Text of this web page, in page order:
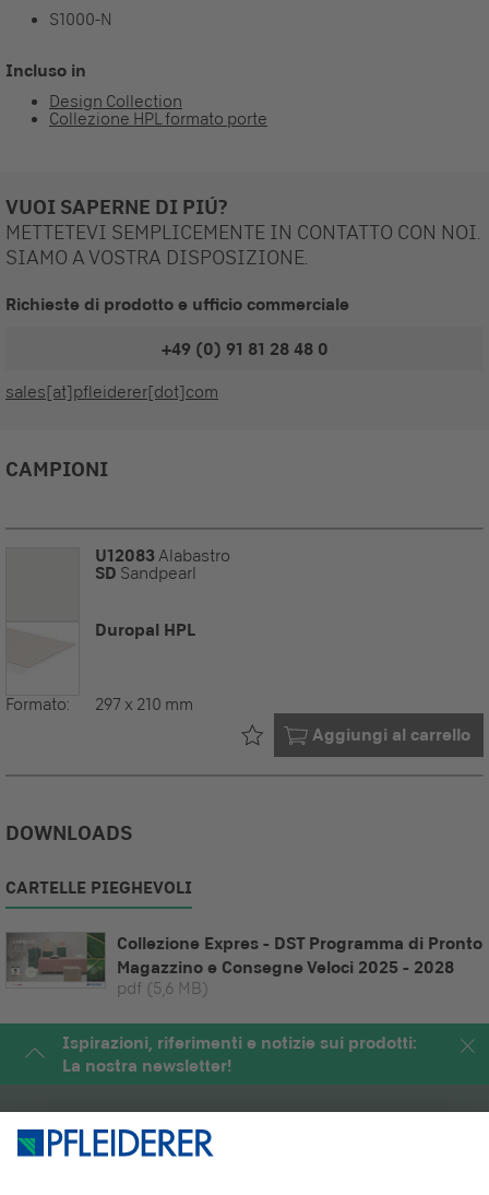
S1000-N
Incluso in
Design Collection
Collezione HPL formato porte
VUOI SAPERNE DI PIÚ?
METTETEVI SEMPLICEMENTE IN CONTATTO CON NOI.
SIAMO A VOSTRA DISPOSIZIONE.
Richieste di prodotto e ufficio commerciale
+49 (0) 91 81 28 48 0
sales[at]pfleiderer[dot]com
CAMPIONI
U12083Alabastro
SD Sandpearl
Duropal HPL
Formato: 297 x 210 mm
Aggiungi al carrello
Già nel tuo
DOWNLOADS
CARTELLE PIEGHEVOLI
Collezione Expres - DST Programma di Pronto
Magazzino e Consegne Veloci 2025 - 2028
pdf (5,6 MB)
Ispirazioni, riferimenti e notizie sui prodotti:
La nostra newsletter!